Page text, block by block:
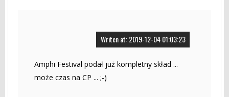
Writen at: 2019-12-04 01:03:23
Amphi Festival podał już kompletny skład ...
może czas na CP ... ;-)